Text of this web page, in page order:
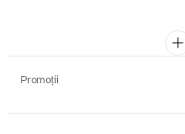
Promoții